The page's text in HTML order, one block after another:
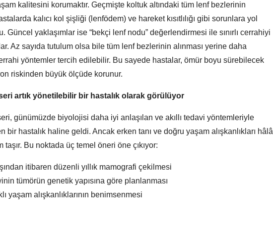
kalitesini korumaktır. Geçmişte koltuk altındaki tüm lenf bezlerinin
kalıcı kol şişliği (lenfödem) ve hareket kısıtlılığı gibi sorunlara yol
Güncel yaklaşımlar ise “bekçi lenf nodu” değerlendirmesi ile sınırlı cerrahiyi
Az sayıda tutulum olsa bile tüm lenf bezlerinin alınması yerine daha
yöntemler tercih edilebilir. Bu sayede hastalar, ömür boyu sürebilecek
riskinden büyük ölçüde korunur.
artık yönetilebilir bir hastalık olarak görülüyor
günümüzde biyolojisi daha iyi anlaşılan ve akıllı tedavi yöntemleriyle
bir hastalık haline geldi. Ancak erken tanı ve doğru yaşam alışkanlıkları hâlâ
taşır. Bu noktada üç temel öneri öne çıkıyor:
itibaren düzenli yıllık mamografi çekilmesi
tümörün genetik yapısına göre planlanması
yaşam alışkanlıklarının benimsenmesi